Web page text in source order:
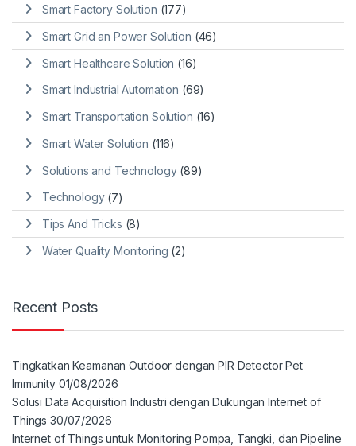
Smart Factory Solution (177)
Smart Grid an Power Solution (46)
Smart Healthcare Solution (16)
Smart Industrial Automation (69)
Smart Transportation Solution (16)
Smart Water Solution (116)
Solutions and Technology(89)
Technology(7)
Tips And Tricks (8)
Water Quality Monitoring (2)
Recent Posts
Tingkatkan Keamanan Outdoor dengan PIR Detector Pet
Immunity 01/08/2026
Solusi Data Acquisition Industri dengan Dukungan Internet of
Things 30/07/2026
Internet of Things untuk Monitoring Pompa, Tangki, dan Pipeline